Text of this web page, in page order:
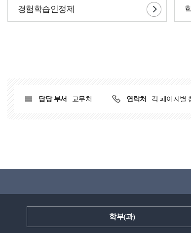
경험학습인정제
담당 부서 교무처 연락처 각 페이지별
학부(과)